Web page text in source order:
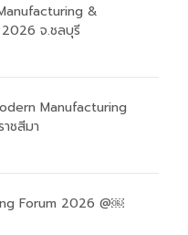
&
จ.ชลบุรี
Manufacturing
ชสีมา
Forum 2026 @￼